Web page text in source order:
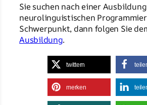
Sie suchen nach einer
neurolinguistischen
Schwerpunkt, dann folgen Sie
Ausbildung.
twittern
merken